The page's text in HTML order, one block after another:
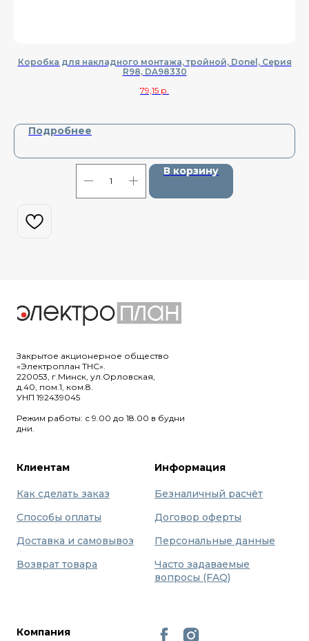
Коробка для накладного монтажа, тройной, Donel, Cерия
R98, DA98330
79,15 р.
Подробнее
В корзину
Закрытое акционерное общество
«Электроплан ТНС».
220053, г.Минск, ул.Орловская,
д.40, пом.1, ком.8.
УНП 192439045
Режим работы: с 9.00 до 18.00 в будни
дни.
Клиентам
Как сделать заказ
Способы оплаты
Доставка и самовывоз
Возврат товара
Информация
Безналичный расчёт
Договор оферты
Персональные данные
Часто задаваемые
вопросы (FAQ)
Компания